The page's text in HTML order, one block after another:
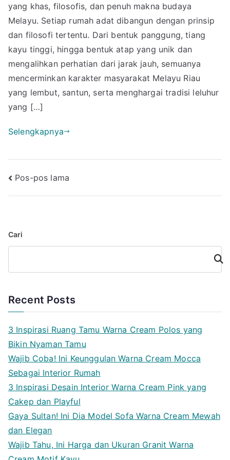
Adat
yang khas, filosofis, dan penuh makna budaya
Melayu. Setiap rumah adat dibangun dengan prinsip
dan filosofi tertentu. Dari bentuk panggung, tiang
kayu tinggi, hingga bentuk atap yang unik dan
mengalihkan perhatian dari jarak jauh, semuanya
mencerminkan karakter masyarakat Melayu Riau
yang lembut, santun, serta menghargai tradisi leluhur
yang […]
Selengkapnya
Navigasi
pos
Pos-pos lama
Cari
Cari
Recent Posts
3 Inspirasi Ruang Tamu Warna Cream Polos yang
Bikin Nyaman Tamu
Wajib Coba! Ini Keunggulan Warna Cream Mocca
Sebagai Interior Rumah
3 Inspirasi Desain Interior Warna Cream Pink yang
Cakep dan Playful
Gaya Sultan! Ini Dia Model Sofa Warna Cream Mewah
dan Elegan
Wajib Tahu, Ini Harga dan Ukuran Granit Warna